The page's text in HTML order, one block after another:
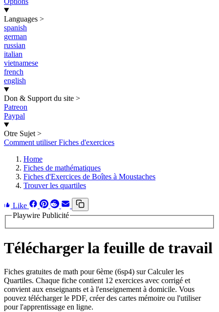
Languages >
spanish
german
russian
italian
vietnamese
french
english
Don & Support du site >
Patreon
Paypal
Otre Sujet >
Comment utiliser Fiches d'exercices
Home
Fiches de mathématiques
Fiches d'Exercices de Boîtes à Moustaches
Trouver les quartiles
Like
Playwire Publicité
Télécharger la feuille de travail
Fiches gratuites de math pour 6ème (6sp4) sur Calculer les
Quartiles. Chaque fiche contient 12 exercices avec corrigé et
convient aux enseignants et à l'enseignement à domicile. Vous
pouvez télécharger le PDF, créer des cartes mémoire ou l'utiliser
pour l'apprentissage en ligne.